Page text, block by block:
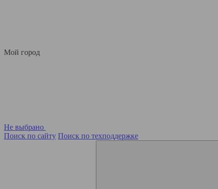
Мой город
Не выбрано
Поиск по сайту Поиск по техподдержке